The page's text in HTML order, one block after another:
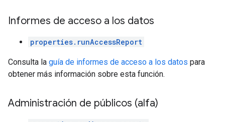
Informes de acceso a los datos
properties.runAccessReport
Consulta la guía de informes de acceso a los datos para
obtener más información sobre esta función.
Administración de públicos (alfa)